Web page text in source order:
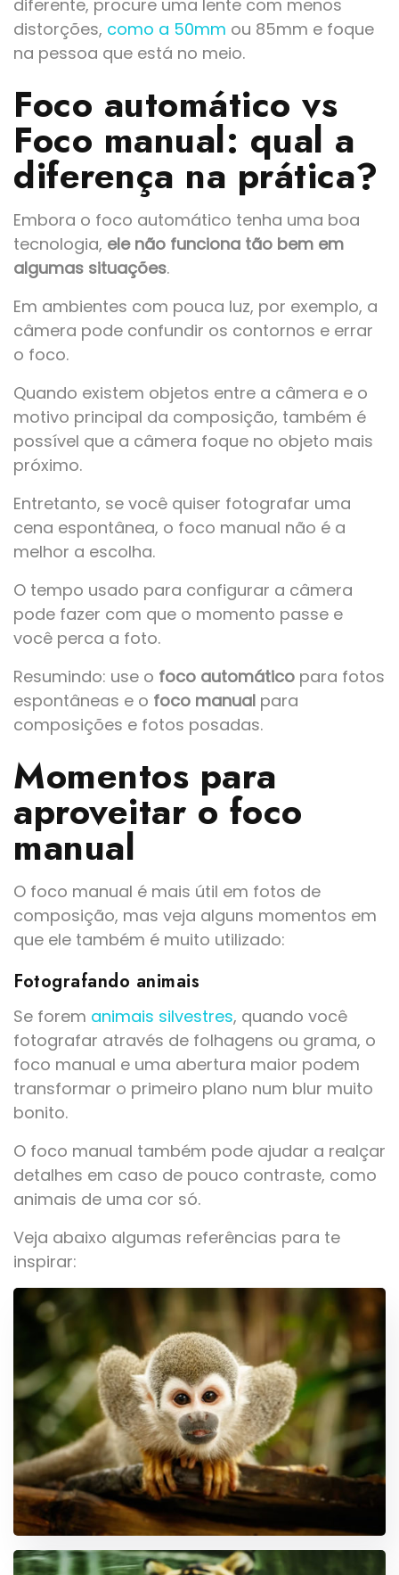
diferente, procure uma lente com menos
distorções, como a 50mm ou 85mm e foque
na pessoa que está no meio.
Foco automático vs
Foco manual: qual a
diferença na prática?
Embora o foco automático tenha uma boa
tecnologia, ele não funciona tão bem em
algumas situações.
Em ambientes com pouca luz, por exemplo, a
câmera pode confundir os contornos e errar
o foco.
Quando existem objetos entre a câmera e o
motivo principal da composição, também é
possível que a câmera foque no objeto mais
próximo.
Entretanto, se você quiser fotografar uma
cena espontânea, o foco manual não é a
melhor a escolha.
O tempo usado para configurar a câmera
pode fazer com que o momento passe e
você perca a foto.
Resumindo: use o foco automático para fotos
espontâneas e o foco manual para
composições e fotos posadas.
Momentos para
aproveitar o foco
manual
O foco manual é mais útil em fotos de
composição, mas veja alguns momentos em
que ele também é muito utilizado:
Fotografando animais
Se forem animais silvestres, quando você
fotografar através de folhagens ou grama, o
foco manual e uma abertura maior podem
transformar o primeiro plano num blur muito
bonito.
O foco manual também pode ajudar a realçar
detalhes em caso de pouco contraste, como
animais de uma cor só.
Veja abaixo algumas referências para te
inspirar: